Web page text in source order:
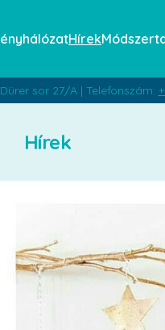
Hírek
sor 27/A | Telefonszám:
Hírek